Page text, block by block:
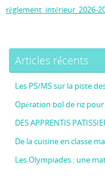
règlement_intérieur_2026-
Articles récents
Les PS/MS sur la piste
Opération bol de riz pour
DES APPRENTIS
De la cuisine en classe
Les Olympiades : une